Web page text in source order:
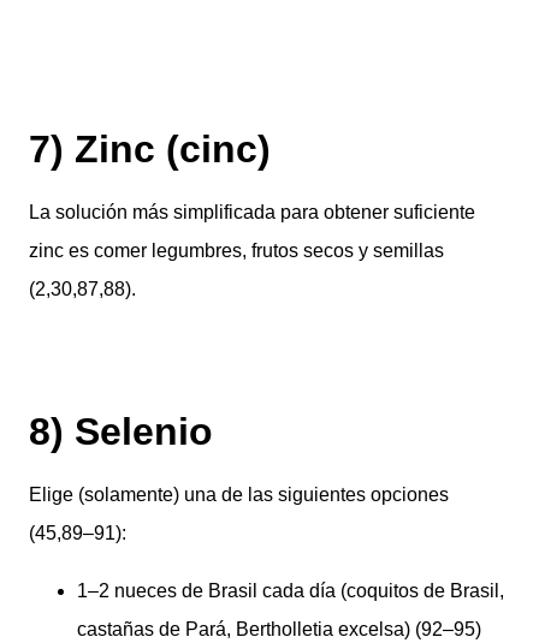
7) Zinc (cinc)
La solución más simplificada para obtener suficiente
zinc es comer legumbres, frutos secos y semillas
(2,30,87,88).
8) Selenio
Elige (solamente) una de las siguientes opciones
(45,89–91):
1–2 nueces de Brasil cada día (coquitos de Brasil,
castañas de Pará, Bertholletia excelsa) (92–95)